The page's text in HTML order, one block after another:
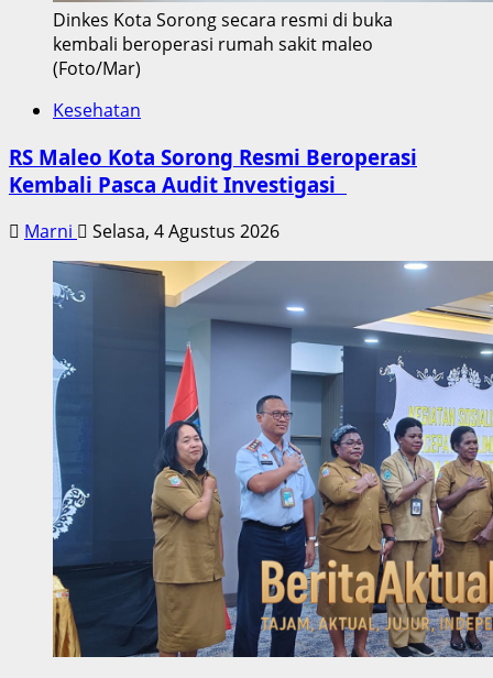
Dinkes Kota Sorong secara resmi di buka
kembali beroperasi rumah sakit maleo
(Foto/Mar)
Kesehatan
RS Maleo Kota Sorong Resmi Beroperasi
Kembali Pasca Audit Investigasi
Marni Selasa, 4 Agustus 2026